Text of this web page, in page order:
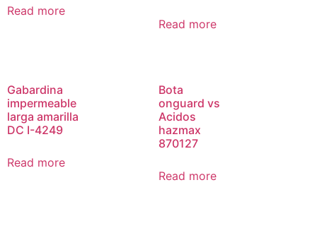
Read more
Read more
Gabardina
impermeable
larga amarilla
DC I-4249
Read more
Bota
onguard vs
Acidos
hazmax
870127
Read more